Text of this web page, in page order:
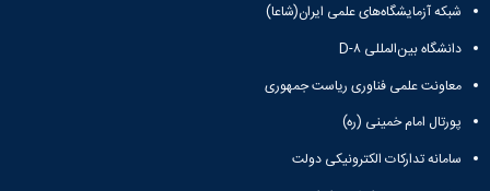
شبکه آزمایشگاه‌های علمی ایران(شاعا)
دانشگاه بین‌المللی D-۸
معاونت علمی فناوری ریاست جمهوری
پورتال امام خمینی (ره)
سامانه تدارکات الکترونیکی دولت